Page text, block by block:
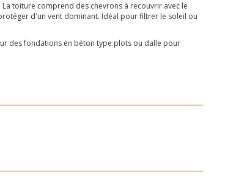
toiture comprend des chevrons à recouvrir avec le
d'un vent dominant. Idéal pour filtrer le soleil ou
des fondations en béton type plots ou dalle pour